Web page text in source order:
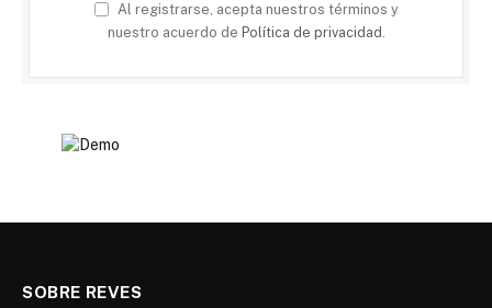
Al registrarse, acepta nuestros términos y
nuestro acuerdo de Política de privacidad .
SOBRE REVES